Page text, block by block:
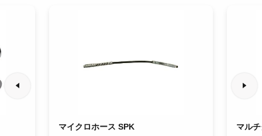
マイクロホース SPK
マル